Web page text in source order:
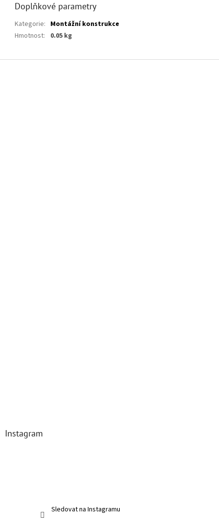
Doplňkové parametry
Kategorie: Montážní konstrukce
Hmotnost: 0.05 kg
Instagram
Sledovat na Instagramu